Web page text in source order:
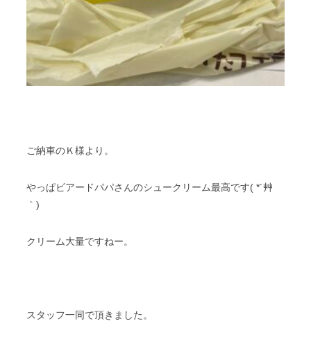
ご納車のＫ様より。
やっぱビアードパパさんのシュークリーム最高です( *´艸
｀)
クリーム大量ですねー。
スタッフ一同で頂きました。